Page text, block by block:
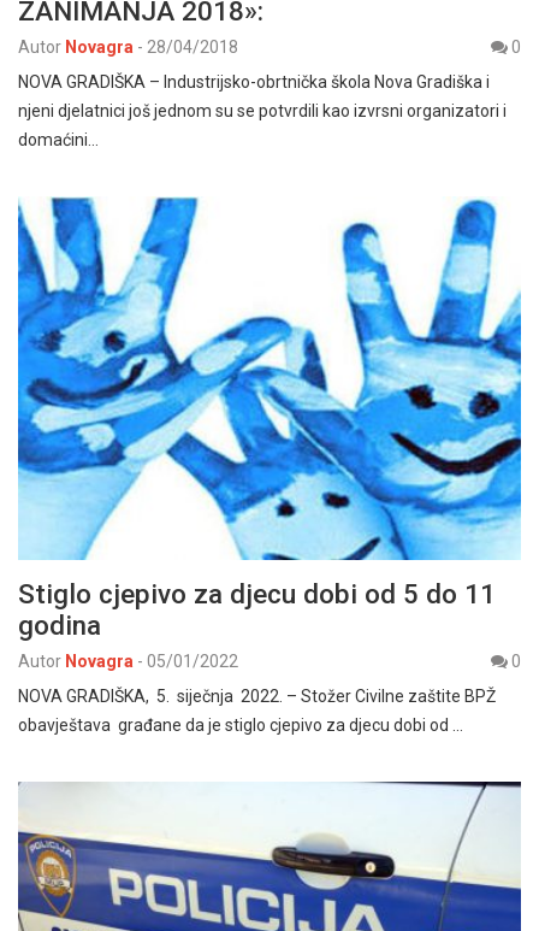
ZANIMANJA 2018»:
Autor Novagra - 28/04/2018
0
NOVA GRADIŠKA – Industrijsko-obrtnička škola Nova Gradiška i
njeni djelatnici još jednom su se potvrdili kao izvrsni organizatori i
domaćini…
Stiglo cjepivo za djecu dobi od 5 do 11
godina
Autor Novagra - 05/01/2022
0
NOVA GRADIŠKA, 5. siječnja 2022. – Stožer Civilne zaštite BPŽ
obavještava građane da je stiglo cjepivo za djecu dobi od …